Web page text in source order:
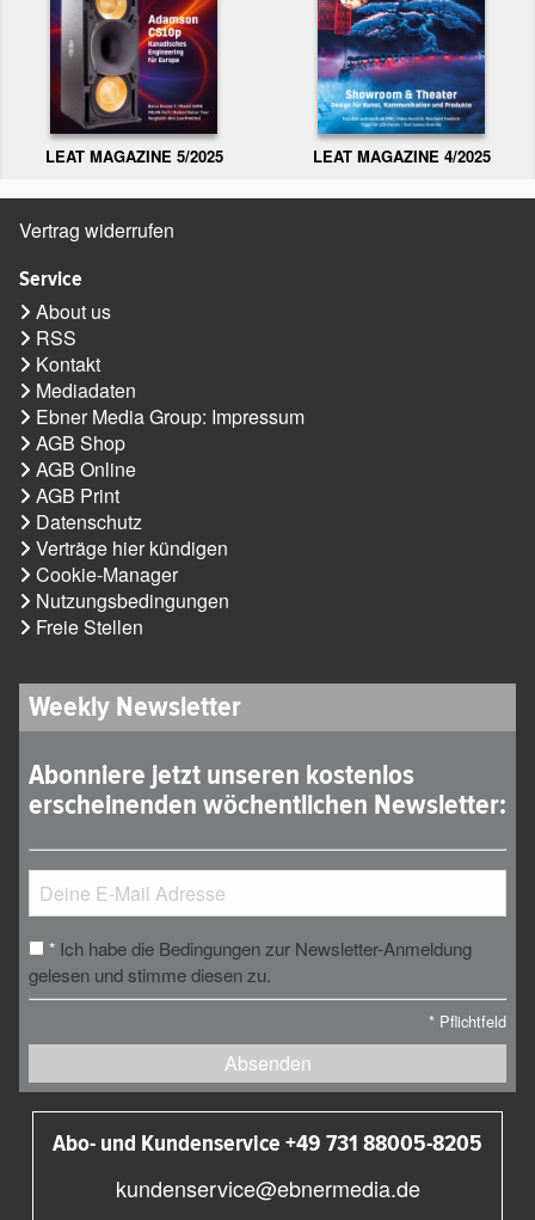
LEAT MAGAZINE 5/2025 LEAT MAGAZINE 4/2025
Vertrag widerrufen
Service
About us
RSS
Kontakt
Mediadaten
Ebner Media Group: Impressum
AGB Shop
AGB Online
AGB Print
Datenschutz
Verträge hier kündigen
Cookie-Manager
Nutzungsbedingungen
Freie Stellen
Weekly Newsletter
Abonniere jetzt unseren kostenlos
erscheinenden wöchentlichen Newsletter:
* Ich habe die Bedingungen zur Newsletter-Anmeldung
gelesen und stimme diesen zu.
* Pflichtfeld
Absenden
Abo- und Kundenservice +49 731 88005-8205
kundenservice@ebnermedia.de